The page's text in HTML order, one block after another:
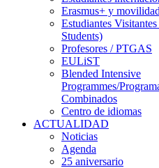
Erasmus+ y movilidad
Estudiantes
Students)
Profesores / PTGAS
EULiST
Blended Intensive
Programmes/
Combinados
Centro de idiomas
ACTUALIDAD
Noticias
Agenda
25 aniversario